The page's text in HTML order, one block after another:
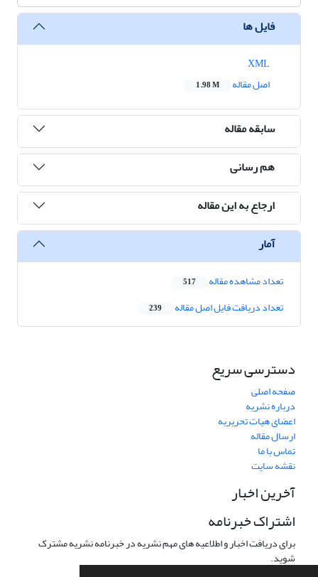
فایل ها
اصل مقاله
1.98 M
سابقه مقاله
هم رسانی
ارجاع به این مقاله
آمار
تعداد مشاهده مقاله 517
تعداد دریافت فایل اصل مقاله 239
دسترسی سریع
صفحه اصلی
درباره نشریه
اعضای هیات تحریریه
ارسال مقاله
تماس با ما
نقشه سایت
آخرین اخبار
اشتراک خبرنامه
برای دریافت اخبار و اطلاعیه های مهم نشریه در خبرنامه نشریه مشترک
شوید.